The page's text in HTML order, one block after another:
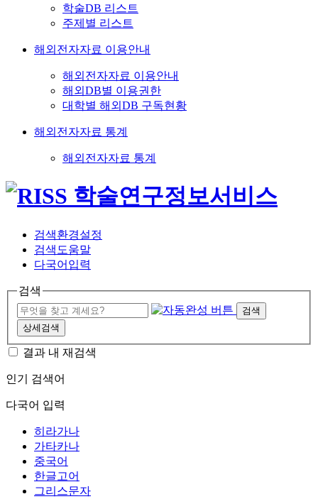
학술DB 리스트
주제별 리스트
해외전자자료 이용안내
해외전자자료 이용안내
해외DB별 이용권한
대학별 해외DB 구독현황
해외전자자료 통계
해외전자자료 통계
검색환경설정
검색도움말
다국어입력
검색
검색
상세검색
결과 내 재검색
인기 검색어
다국어 입력
히라가나
가타카나
중국어
한글고어
그리스문자